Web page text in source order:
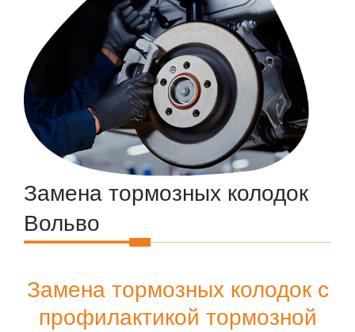
Замена тормозных колодок
Вольво
Замена тормозных колодок с
профилактикой тормозной